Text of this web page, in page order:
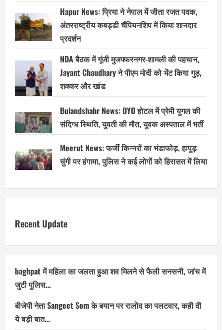
Hapur News: प्रिया ने नेपाल में जीता रजत पदक,
अंतरराष्ट्रीय कबड्डी चैंपियनशिप में किया शानदार
प्रदर्शन
NDA बैठक में गूंजी मुजफ्फरनगर-शामली की पहचान,
Jayant Chaudhary ने पीएम मोदी को भेंट किया गुड़,
शक्कर और खांड
Bulandshahr News: OYO होटल में प्रेमी युगल की
संदिग्ध स्थिति, युवती की मौत, युवक अस्पताल में भर्ती
Meerut News: फर्जी किन्नरों का भंडाफोड़, हापुड़
चुंगी पर हंगामा, पुलिस ने कई लोगों को हिरासत में लिया
Recent Update
baghpat में महिला का जलता हुआ शव मिलने से फैली सनसनी, जांच में
जुटी पुलिस…
बीजेपी नेता Sangeet Som के बयान पर रालोद का पलटवार, कही दी
ये बड़ी बात…